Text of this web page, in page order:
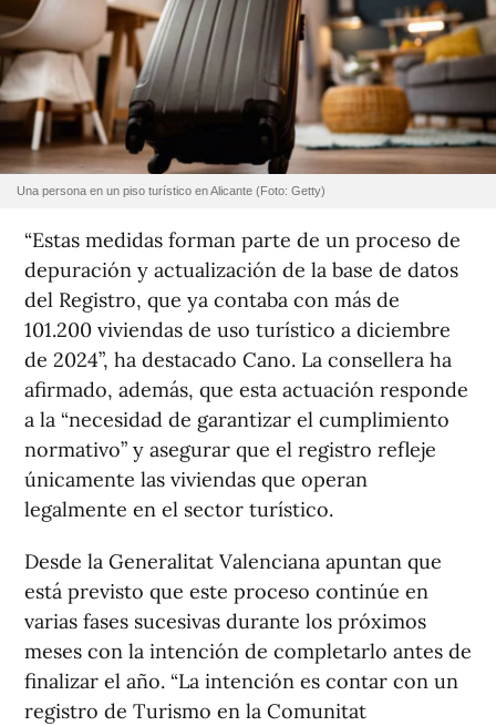
Una persona en un piso turístico en Alicante (Foto: Getty)
“Estas medidas forman parte de un proceso de
depuración y actualización de la base de datos
del Registro, que ya contaba con más de
101.200 viviendas de uso turístico a diciembre
de 2024”, ha destacado Cano. La consellera ha
afirmado, además, que esta actuación responde
a la “necesidad de garantizar el cumplimiento
normativo” y asegurar que el registro refleje
únicamente las viviendas que operan
legalmente en el sector turístico.
Desde la Generalitat Valenciana apuntan que
está previsto que este proceso continúe en
varias fases sucesivas durante los próximos
meses con la intención de completarlo antes de
finalizar el año. “La intención es contar con un
registro de Turismo en la Comunitat